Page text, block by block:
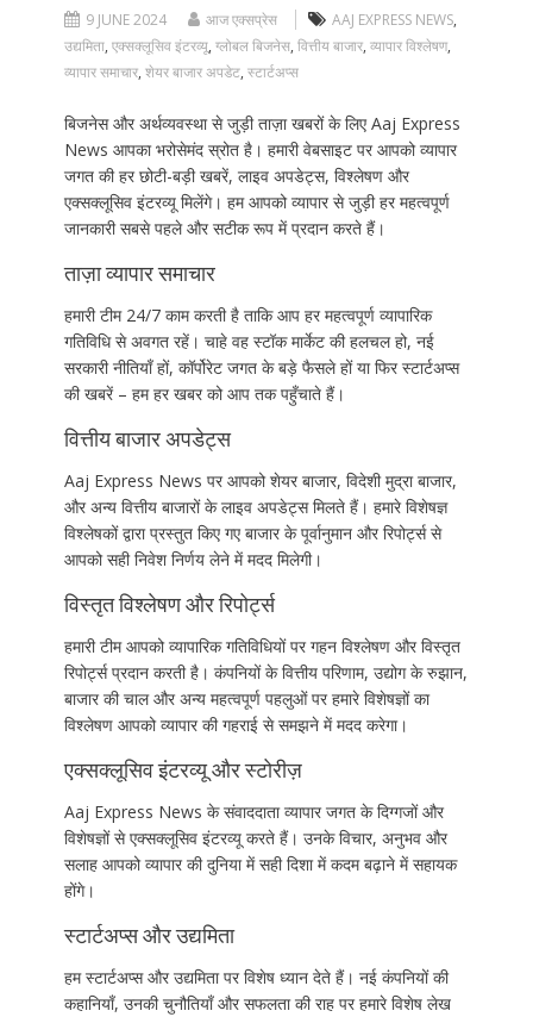
9 JUNE 2024 आज एक्सप्रेस AAJ EXPRESS NEWS,
उद्यमिता, एक्सक्लूसिव इंटरव्यू, ग्लोबल बिजनेस, वित्तीय बाजार, व्यापार विश्लेषण,
व्यापार समाचार, शेयर बाजार अपडेट, स्टार्टअप्स
बिजनेस और अर्थव्यवस्था से जुड़ी ताज़ा खबरों के लिए Aaj Express
News आपका भरोसेमंद स्रोत है। हमारी वेबसाइट पर आपको व्यापार
जगत की हर छोटी-बड़ी खबरें, लाइव अपडेट्स, विश्लेषण और
एक्सक्लूसिव इंटरव्यू मिलेंगे। हम आपको व्यापार से जुड़ी हर महत्वपूर्ण
जानकारी सबसे पहले और सटीक रूप में प्रदान करते हैं।
ताज़ा व्यापार समाचार
हमारी टीम 24/7 काम करती है ताकि आप हर महत्वपूर्ण व्यापारिक
गतिविधि से अवगत रहें। चाहे वह स्टॉक मार्केट की हलचल हो, नई
सरकारी नीतियाँ हों, कॉर्पोरेट जगत के बड़े फैसले हों या फिर स्टार्टअप्स
की खबरें – हम हर खबर को आप तक पहुँचाते हैं।
वित्तीय बाजार अपडेट्स
Aaj Express News पर आपको शेयर बाजार, विदेशी मुद्रा बाजार,
और अन्य वित्तीय बाजारों के लाइव अपडेट्स मिलते हैं। हमारे विशेषज्ञ
विश्लेषकों द्वारा प्रस्तुत किए गए बाजार के पूर्वानुमान और रिपोर्ट्स से
आपको सही निवेश निर्णय लेने में मदद मिलेगी।
विस्तृत विश्लेषण और रिपोर्ट्स
हमारी टीम आपको व्यापारिक गतिविधियों पर गहन विश्लेषण और विस्तृत
रिपोर्ट्स प्रदान करती है। कंपनियों के वित्तीय परिणाम, उद्योग के रुझान,
बाजार की चाल और अन्य महत्वपूर्ण पहलुओं पर हमारे विशेषज्ञों का
विश्लेषण आपको व्यापार की गहराई से समझने में मदद करेगा।
एक्सक्लूसिव इंटरव्यू और स्टोरीज़
Aaj Express News के संवाददाता व्यापार जगत के दिग्गजों और
विशेषज्ञों से एक्सक्लूसिव इंटरव्यू करते हैं। उनके विचार, अनुभव और
सलाह आपको व्यापार की दुनिया में सही दिशा में कदम बढ़ाने में सहायक
होंगे।
स्टार्टअप्स और उद्यमिता
हम स्टार्टअप्स और उद्यमिता पर विशेष ध्यान देते हैं। नई कंपनियों की
कहानियाँ, उनकी चुनौतियाँ और सफलता की राह पर हमारे विशेष लेख